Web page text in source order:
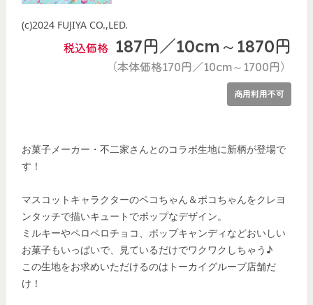
(c)2024 FUJIYA CO.,LED.
税込価格 187円／10cm～1870円
（本体価格170円／10cm～1700円）
商用利用不可
お菓子メーカー・不二家さんとのコラボ生地に新柄が登場で
す！
マスコットキャラクターのペコちゃん＆ポコちゃんをクレヨ
ンタッチで描いキュートでポップなデザイン。
ミルキーやペロペロチョコ、ポップキャンディなどおいしい
お菓子もいっぱいで、見ているだけでワクワクしちゃう♪
この生地をお求めいただけるのはトーカイグループ店舗だ
け！